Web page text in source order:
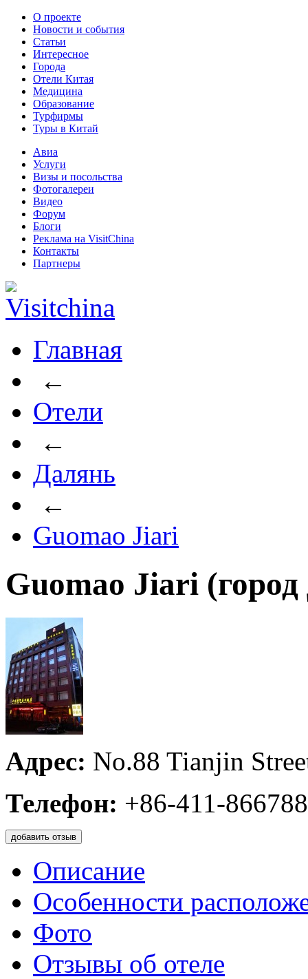
О проекте
Новости и события
Статьи
Интересное
Города
Отели Китая
Медицина
Образование
Турфирмы
Туры в Китай
Авиа
Услуги
Визы и посольства
Фотогалереи
Видео
Форум
Блоги
Реклама на VisitChina
Контакты
Партнеры
Главная
←
Отели
←
Далянь
←
Guomao Jiari
Guomao Jiari
Адрес: No.88 Tianjin
Телефон: +86-411-
добавить отзыв
Описание
Особенности
Фото
Отзывы об отеле